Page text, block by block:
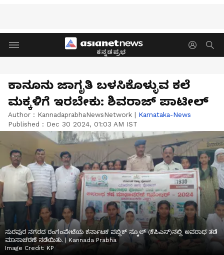
ಕನ್ನಡಪ್ರಭ
ಕಾನೂನು ಜಾಗೃತಿ ಬಳಸಿಕೊಳ್ಳುವ ಕಲೆ
ಮಕ್ಕಳಿಗೆ ಇರಬೇಕು: ಶಿವರಾಜ್ ಪಾಟೀಲ್
Author : KannadaprabhaNewsNetwork | Karnataka-News
Published : Dec 30 2024, 01:03 AM IST
ಸುರಪುರ ನಗರದ ರಂಗಂಪೇಟೆಯ ಕರ್ನಾಟಕ ಪಬ್ಲಿಕ್ ಸ್ಕೂಲ್ (ಕೆಪಿಎಸ್)ನಲ್ಲಿ ಅಪರಾಧ ತಡೆ
ಮಾಸಾಚರಣೆ ನಡೆಯಿತು. | Kannada Prabha
Image Credit: KP